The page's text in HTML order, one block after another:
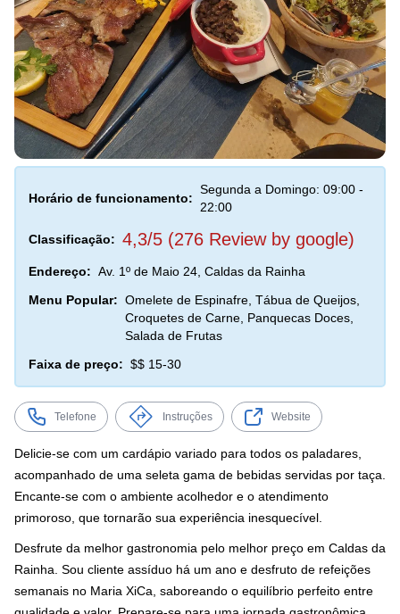
Horário de funcionamento:
Segunda a Domingo: 09:00 -
22:00
Classificação: 4,3/5 (276 Review by google)
Endereço: Av. 1º de Maio 24, Caldas da Rainha
Menu Popular: Omelete de Espinafre, Tábua de Queijos,
Croquetes de Carne, Panquecas Doces,
Salada de Frutas
Faixa de preço: $$ 15-30
Telefone Instruções Website
Delicie-se com um cardápio variado para todos os paladares,
acompanhado de uma seleta gama de bebidas servidas por taça.
Encante-se com o ambiente acolhedor e o atendimento
primoroso, que tornarão sua experiência inesquecível.
Desfrute da melhor gastronomia pelo melhor preço em Caldas da
Rainha. Sou cliente assíduo há um ano e desfruto de refeições
semanais no Maria XiCa, saboreando o equilíbrio perfeito entre